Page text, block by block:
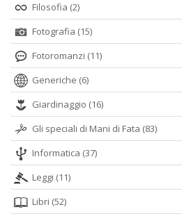
Filosofia (2)
Fotografia (15)
Fotoromanzi (11)
Generiche (6)
Giardinaggio (16)
Gli speciali di Mani di Fata (83)
Informatica (37)
Leggi (11)
Libri (52)